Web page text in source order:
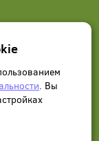
. Вы